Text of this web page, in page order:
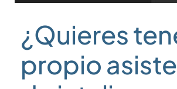
¿Quieres
propio